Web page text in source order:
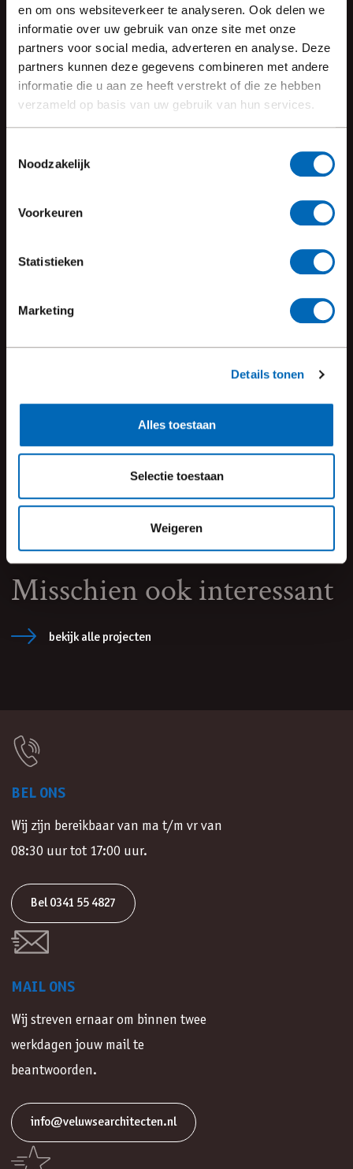
en om ons websiteverkeer te analyseren. Ook delen we
informatie over uw gebruik van onze site met onze
partners voor social media, adverteren en analyse. Deze
partners kunnen deze gegevens combineren met andere
informatie die u aan ze heeft verstrekt of die ze hebben
verzameld op basis van uw gebruik van hun services.
Noodzakelijk
Voorkeuren
Statistieken
Marketing
Details tonen
Alles toestaan
Selectie toestaan
Weigeren
en controleren op de juiste naleving. Met oog voor detail
waarborgen we de esthetische uitstraling en blijven we
dicht bij jou droom. Vertrouw op onze expertise voor een
Wij zijn toegankelijk en persoonlijk betrokken. Aan elk
LOKALE EXPERTS
bouwuitvoering en regelgeving, met sterke wortels in de
Misschien ook interessant
bekijk alle projecten
BEL ONS
Wij zijn bereikbaar van ma t/m vr van
08:30 uur tot 17:00 uur.
Bel 0341 55 4827
MAIL ONS
Wij streven ernaar om binnen twee
werkdagen jouw mail te
beantwoorden.
info@veluwsearchitecten.nl